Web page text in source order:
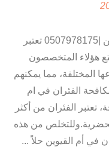
شركة مكافحة الفئران في ام القيوين |0507978175 تعتبر
هؤلاء المتخصصون
المختلفة، مما يمكنهم
الفئران في ام
تعتبر الفئران من أكثر
من هذه
في أم القيوين حلاً ...